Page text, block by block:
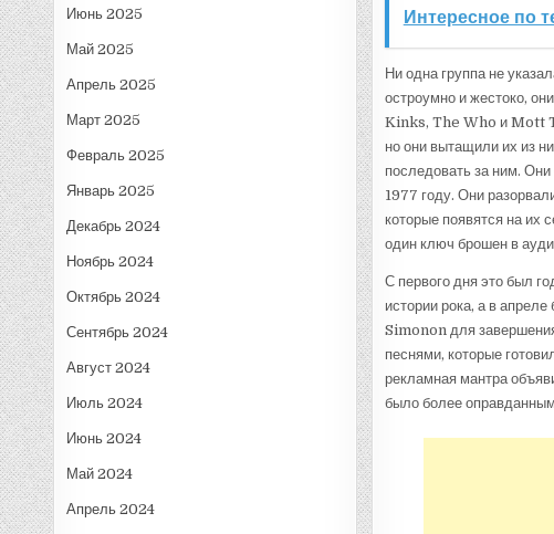
Июнь 2025
Май 2025
Апрель 2025
Март 2025
Февраль 2025
Январь 2025
Декабрь 2024
Ноябрь 2024
Октябрь 2024
Сентябрь 2024
Август 2024
Июль 2024
Июнь 2024
Май 2024
Апрель 2024
Интересное по
Ни одна группа не
остроумно и жестоко,
Kinks, The Who и Mott
но они вытащили их из
последовать за ним.
1977 году. Они
которые появятся на
один ключ брошен в
С первого дня это был
истории рока, а в
Simonon для
песнями, которые
рекламная мантра
было более